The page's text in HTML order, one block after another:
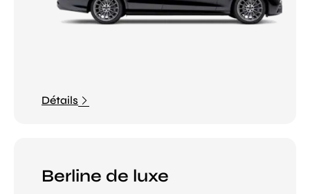
Détails
Berline de luxe